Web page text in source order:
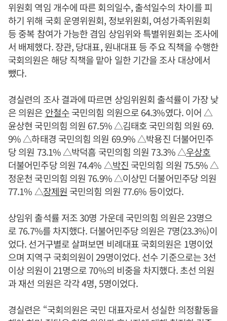
위원회 역임 개수에 따른 회의일수, 출석일수의 차이를 피
하기 위해 국회 운영위원회, 정보위원회, 여성가족위원회
등 중복 참여가 가능한 겸임 상임위와 특별위원회는 조사에
서 배제했다. 장관, 당대표, 원내대표 등 주요 직책을 수행한
국회의원은 해당 직책을 맡아 일한 기간을 조사 대상에서
뺐다.
경실련의 조사 결과에 따르면 상임위원회 출석률이 가장 낮
은 의원은 안철수국민의힘 의원으로 64.3%였다. 이어 △
윤상현 국민의힘 의원 67.5% △김태호 국민의힘 의원 69.
9% △하태경 국민의힘 의원 69.9% △박용진 더불어민주
당 의원 73.1% △박덕흠 국민의힘 의원 73.3% △우상호
더불어민주당 의원 74.4% △박진 국민의힘 의원 75.5% △
정운천 국민의힘 의원 76.9% △이상민 더불어민주당 의원
77.1% △장제원 국민의힘 의원 77.6% 등이었다.
상임위 출석률 저조 30명 가운데 국민의힘 의원은 23명으
로 76.7%를 차지했다. 더불어민주당 의원은 7명(23.3%)이
었다. 선거구별로 살펴보면 비례대표 국회의원은 1명이었
으며 지역구 국회의원이 29명이었다. 선수 기준으로는 3선
이상 의원이 21명으로 70%의 비중을 차지했다. 초선 의원
과 재선 의원은 각각 4명, 5명이었다.
경실련은 “국회의원은 국민 대표자로서 성실한 의정활동을